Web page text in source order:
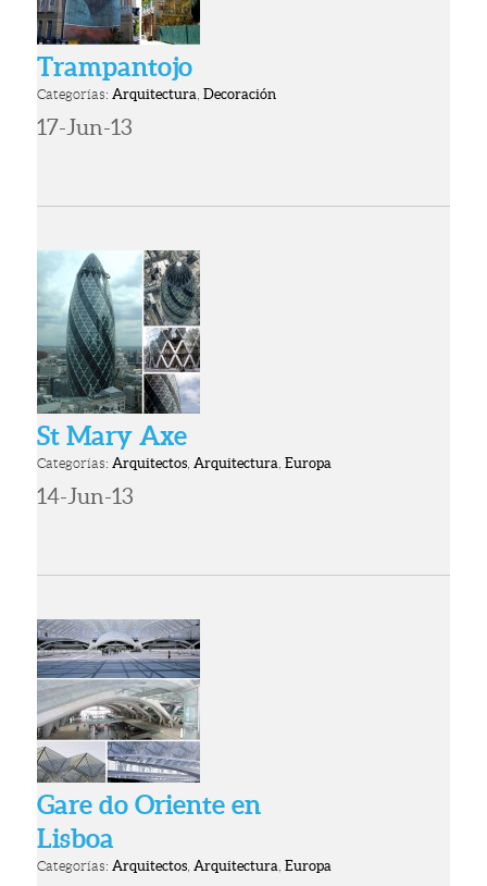
Trampantojo
Categorías: Arquitectura ,Decoración
17-Jun-13
St Mary Axe
Categorías: Arquitectos Arquitectura ,Europa
14-Jun-13
Gare do Oriente en
Lisboa
Categorías: Arquitectos Arquitectura ,Europa